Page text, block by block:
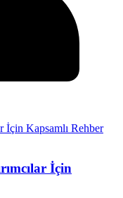
İçin